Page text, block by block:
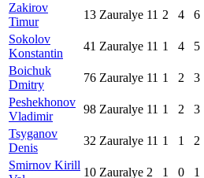
Zakirov
Timur
13 Zauralye 11 2 4 6
Sokolov
Konstantin
41 Zauralye 11 1 4 5
Boichuk
Dmitry
76 Zauralye 11 1 2 3
Peshekhonov
Vladimir
98 Zauralye 11 1 2 3
Tsyganov
Denis
32 Zauralye 11 1 1 2
Smirnov Kirill
10 Zauralye 2 1 0 1